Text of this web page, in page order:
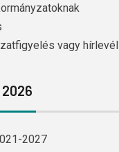
vagy hírlevél
2026
2027